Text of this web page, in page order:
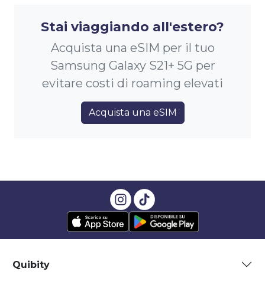
Stai viaggiando all'estero?
Acquista una eSIM per il tuo
Samsung Galaxy S21+ 5G per
evitare costi di roaming elevati
Acquista una eSIM
Quibity